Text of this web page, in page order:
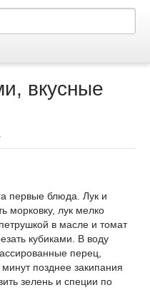
вкусные
первые блюда. Лук и
морковку, лук мелко
в масле и томат
кубиками. В воду
перец,
позднее закипания
зелень и специи по